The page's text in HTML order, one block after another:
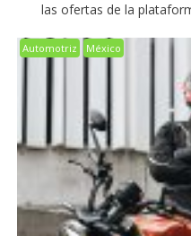
las ofertas de la
Automotriz México